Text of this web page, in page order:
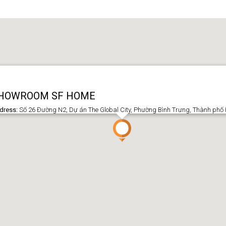
SF HOME
Số 26 Đường N2, Dự án The Global City, Phường Bình Trưng, Thành phố